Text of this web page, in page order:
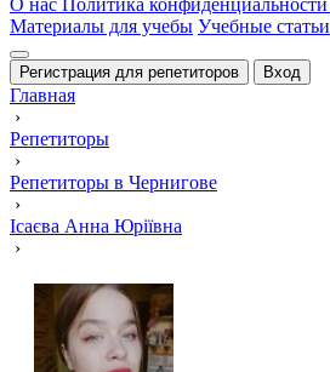
О нас Политика конфиденциальности
Материалы для учебы Учебные статьи
Регистрация для репетиторов Вход
Главная
›
Репетиторы
›
Репетиторы в Чернигове
›
Ісаєва Анна Юріївна
›